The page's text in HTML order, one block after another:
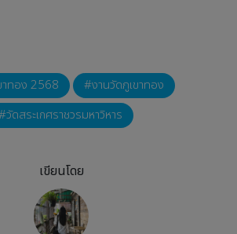
าทอง 2568
งานวัดภูเขาทอง
วัดสระเกศราชวรมหาวิหาร
เขียนโดย